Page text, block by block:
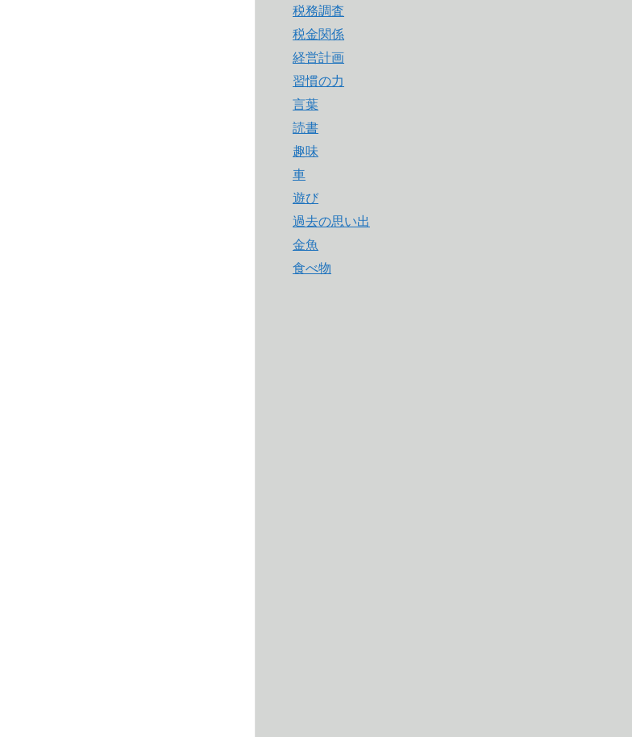
税務調査
税金関係
経営計画
習慣の力
言葉
読書
趣味
車
遊び
過去の思い出
金魚
食べ物